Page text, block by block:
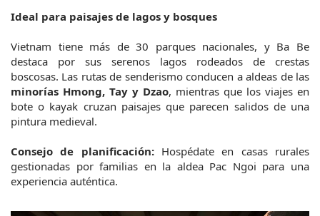
Ideal para paisajes de lagos y bosques
Vietnam tiene más de 30 parques nacionales, y Ba Be
destaca por sus serenos lagos rodeados de crestas
minorías Hmong, Tay y Dzao, mientras que los viajes en
bote o kayak cruzan paisajes que parecen salidos de una
pintura medieval.
Consejo de planificación: Hospédate en casas rurales
gestionadas por familias en la aldea Pac Ngoi para una
experiencia auténtica.